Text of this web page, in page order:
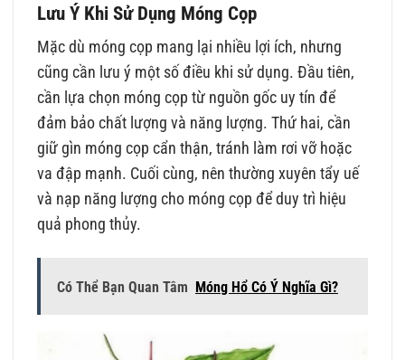
Lưu Ý Khi Sử Dụng Móng Cọp
Mặc dù móng cọp mang lại nhiều lợi ích, nhưng
cũng cần lưu ý một số điều khi sử dụng. Đầu tiên,
cần lựa chọn móng cọp từ nguồn gốc uy tín để
đảm bảo chất lượng và năng lượng. Thứ hai, cần
giữ gìn móng cọp cẩn thận, tránh làm rơi vỡ hoặc
va đập mạnh. Cuối cùng, nên thường xuyên tẩy uế
và nạp năng lượng cho móng cọp để duy trì hiệu
quả phong thủy.
Có Thể Bạn Quan Tâm Móng Hổ Có Ý Nghĩa Gì?